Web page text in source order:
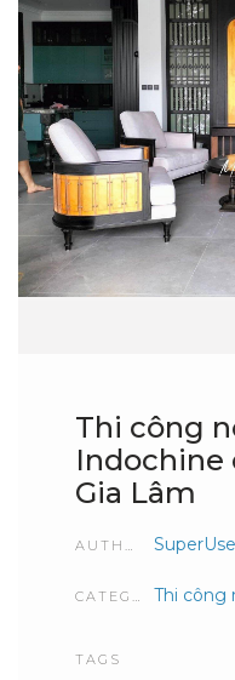
Thi công
Indochine
Gia Lâm
CATEGORIES Thi công
TAGS